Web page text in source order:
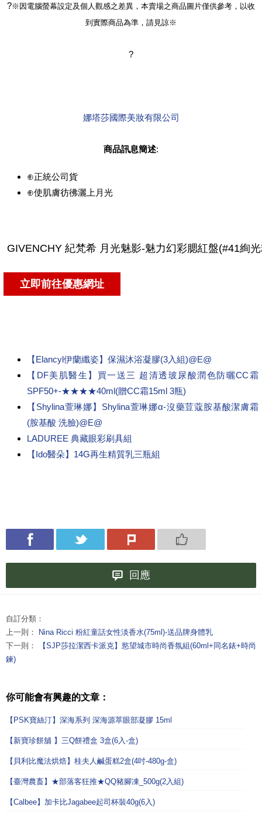
?※因電腦螢幕設定及個人觀感之差異，本賣場之商品圖片僅供參考，以收
到實際商品為準，請見諒※
?
娜塔莎國際美妝有限公司
商品訊息簡述:
⊕正統公司貨
⊕使肌膚彷彿灑上月光
【Elancyl伊蘭纖姿】保濕沐浴凝膠(3入組)@E@
【DF美肌醫生】買一送三 超清透玻尿酸潤色防曬CC霜
SPF50+-★★★★40ml(贈CC霜15ml 3瓶)
【Shylina萱琳娜】Shylina萱琳娜α-沒藥荳蔻胺基酸潔膚霜
(胺基酸 洗臉)@E@
LADUREE 典藏眼彩刷具組
【Ido醫朵】14G再生精質乳三瓶組
回應
自訂分類：
上一則：
Nina Ricci 粉紅童話女性淡香水(75ml)-送品牌身體乳
下一則：
【SJP莎拉潔西卡派克】慾望城市時尚香氛組(60ml+同名錶+時尚
鍊)
你可能會有興趣的文章：
【PSK寶絲汀】深海系列 深海源萃眼部凝膠 15ml
【新寶珍餅舖 】三Q餅禮盒 3盒(6入-盒)
【貝利比魔法烘焙】桂夫人鹹蛋糕2盒(4吋-480g-盒)
【臺灣農畜】★部落客狂推★QQ豬腳凍_500g(2入組)
【Calbee】加卡比Jagabee起司杯裝40g(6入)